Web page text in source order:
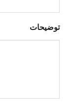
توضیحات